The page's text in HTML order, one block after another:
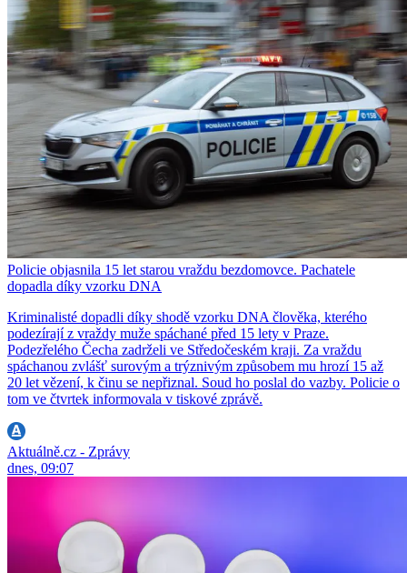
Policie objasnila 15 let starou vraždu bezdomovce. Pachatele
dopadla díky vzorku DNA
Kriminalisté dopadli díky shodě vzorku DNA člověka, kterého
podezírají z vraždy muže spáchané před 15 lety v Praze.
Podezřelého Čecha zadrželi ve Středočeském kraji. Za vraždu
spáchanou zvlášť surovým a trýznivým způsobem mu hrozí 15 až
20 let vězení, k činu se nepřiznal. Soud ho poslal do vazby. Policie o
tom ve čtvrtek informovala v tiskové zprávě.
Aktuálně.cz - Zprávy
dnes, 09:07